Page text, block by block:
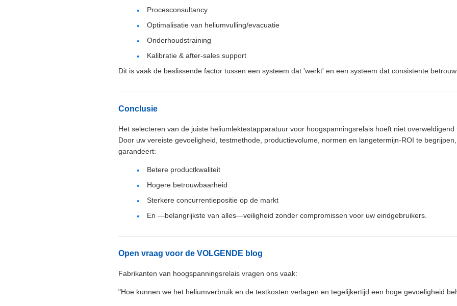
Procesconsultancy
Optimalisatie van heliumvulling/evacuatie
Onderhoudstraining
Kalibratie & after-sales support
Dit is vaak de beslissende factor tussen een systeem dat 'werkt' en een systeem dat consistente
Conclusie
Het selecteren van de juiste heliumlektestapparatuur voor hoogspanningsrelais hoeft niet overweldigend
Door uw vereiste gevoeligheid, testmethode, productievolume, normen en langetermijn-ROI te
garandeert:
Betere productkwaliteit
Hogere betrouwbaarheid
Sterkere concurrentiepositie op de markt
En —belangrijkste van alles—veiligheid zonder compromissen voor uw eindgebruikers.
Open vraag voor de VOLGENDE blog
Fabrikanten van hoogspanningsrelais vragen ons vaak:
"Hoe kunnen we het heliumverbruik en de testkosten verlagen en tegelijkertijd een hoge gevoeligheid